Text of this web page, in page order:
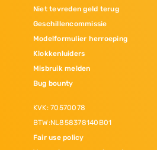
Niet tevreden geld terug
Geschillencommissie
Modelformulier herroeping
Klokkenluiders
Misbruik melden
Bug bounty
KVK: 70570078
BTW:NL858378140B01
Fair use policy